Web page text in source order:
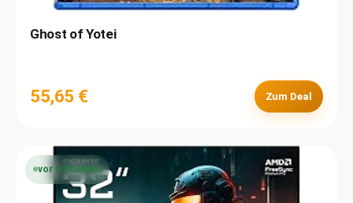
Ghost of Yotei
55,65 € Zum Deal
vor 9 Stunden